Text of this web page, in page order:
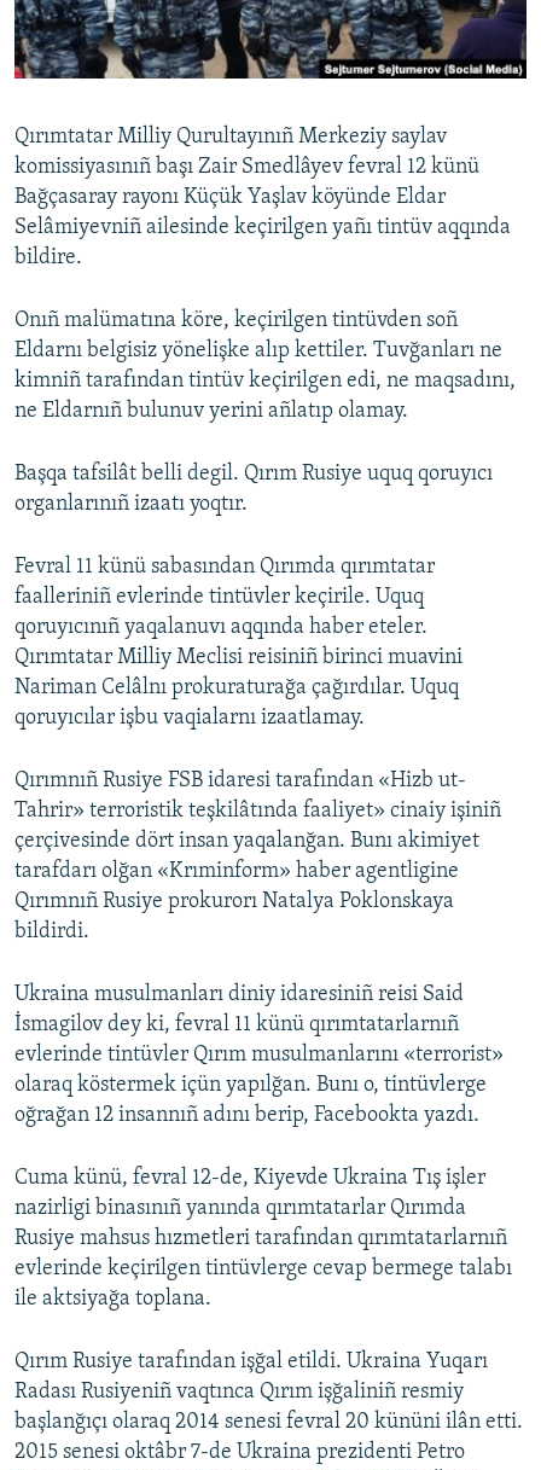
Русский
Українською
QOŞULIÑIZ!
RFE/RS bütün saytları
Qırımtatar Milliy Qurultayınıñ Merkeziy saylav
komissiyasınıñ başı Zair Smedlâyev fevral 12 künü
Bağçasaray rayonı Küçük Yaşlav köyünde Eldar
Selâmiyevniñ ailesinde keçirilgen yañı tintüv aqqında
bildire.
Onıñ malümatına köre, keçirilgen tintüvden soñ
Eldarnı belgisiz yönelişke alıp kettiler. Tuvğanları ne
kimniñ tarafından tintüv keçirilgen edi, ne maqsadını,
ne Eldarnıñ bulunuv yerini añlatıp olamay.
Başqa tafsilât belli degil. Qırım Rusiye uquq qoruyıcı
organlarınıñ izaatı yoqtır.
Fevral 11 künü sabasından Qırımda qırımtatar
faalleriniñ evlerinde tintüvler keçirile. Uquq
qoruyıcınıñ yaqalanuvı aqqında haber eteler.
Qırımtatar Milliy Meclisi reisiniñ birinci muavini
Nariman Celâlnı prokuraturağa çağırdılar. Uquq
qoruyıcılar işbu vaqialarnı izaatlamay.
Qırımnıñ Rusiye FSB idaresi tarafından «Hizb ut-
Tahrir» terroristik teşkilâtında faaliyet» cinaiy işiniñ
çerçivesinde dört insan yaqalanğan. Bunı akimiyet
tarafdarı olğan «Krıminform» haber agentligine
Qırımnıñ Rusiye prokurorı Natalya Poklonskaya
bildirdi.
Ukraina musulmanları diniy idaresiniñ reisi Said
İsmagilov dey ki, fevral 11 künü qırımtatarlarnıñ
evlerinde tintüvler Qırım musulmanlarını «terrorist»
olaraq köstermek içün yapılğan. Bunı o, tintüvlerge
oğrağan 12 insannıñ adını berip, Facebookta yazdı.
Cuma künü, fevral 12-de, Kiyevde Ukraina Tış işler
nazirligi binasınıñ yanında qırımtatarlar Qırımda
Rusiye mahsus hızmetleri tarafından qırımtatarlarnıñ
evlerinde keçirilgen tintüvlerge cevap bermege talabı
ile aktsiyağa toplana.
Qırım Rusiye tarafından işğal etildi. Ukraina Yuqarı
Radası Rusiyeniñ vaqtınca Qırım işğaliniñ resmiy
başlanğıçı olaraq 2014 senesi fevral 20 kününi ilân etti.
2015 senesi oktâbr 7-de Ukraina prezidenti Petro